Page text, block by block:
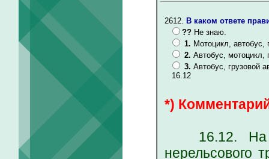
2612. В каком ответе
?? Не знаю.
1. Мотоцикл, автобус,
2. Автобус, мотоцикл,
3. Автобус, грузовой
16.12
*)
16.12. На
нерельсового